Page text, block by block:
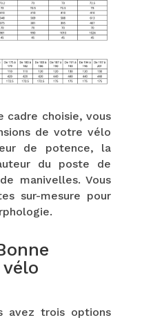
choisie, vous
de votre vélo
de potence, la
du poste de
manivelles. Vous
sur-mesure pour
avez trois options